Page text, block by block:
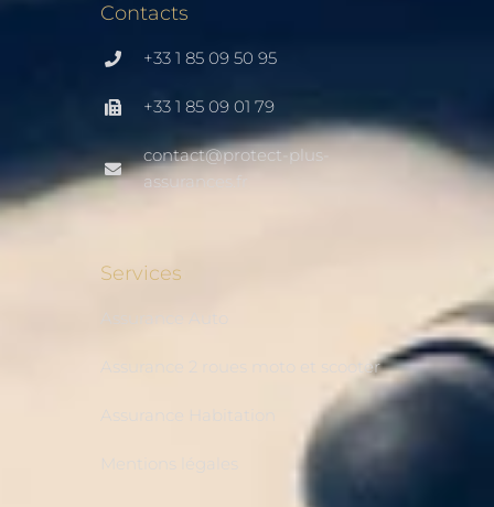
Contacts
+33 1 85 09 50 95
+33 1 85 09 01 79
contact@protect-plus-
assurances.fr
Services
Assurance Auto
Assurance 2 roues moto et scooter
Assurance Habitation
Mentions légales